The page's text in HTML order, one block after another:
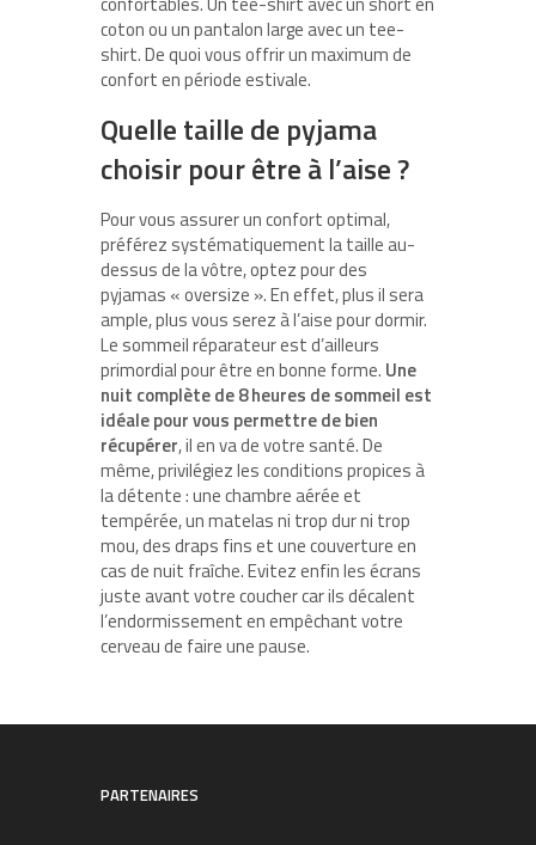
coton ou un pantalon large avec un tee-
shirt. De quoi vous offrir un maximum de
confort en période estivale.
Quelle taille de pyjama
choisir pour être à l’aise ?
Pour vous assurer un confort optimal,
préférez systématiquement la taille au-
dessus de la vôtre, optez pour des
pyjamas « oversize ». En effet, plus il sera
ample, plus vous serez à l’aise pour dormir.
Le sommeil réparateur est d’ailleurs
primordial pour être en bonne forme. Une
nuit complète de 8 heures de sommeil est
idéale pour vous permettre de bien
récupérer, il en va de votre santé. De
même, privilégiez les conditions propices à
la détente : une chambre aérée et
tempérée, un matelas ni trop dur ni trop
mou, des draps fins et une couverture en
cas de nuit fraîche. Evitez enfin les écrans
juste avant votre coucher car ils décalent
l’endormissement en empêchant votre
cerveau de faire une pause.
PARTENAIRES